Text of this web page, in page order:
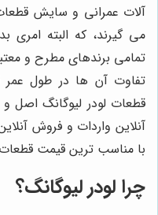
آلات عمرانی و سایش
می گیرند، که البته امری
تمامی برندهای مطرح و
تفاوت آن ها در طول
قطعات لودر لیوگانگ اصل و
آنلاین واردات و فروش
با مناسب ترین قیمت قطعات
چرا لودر لیوگانگ؟